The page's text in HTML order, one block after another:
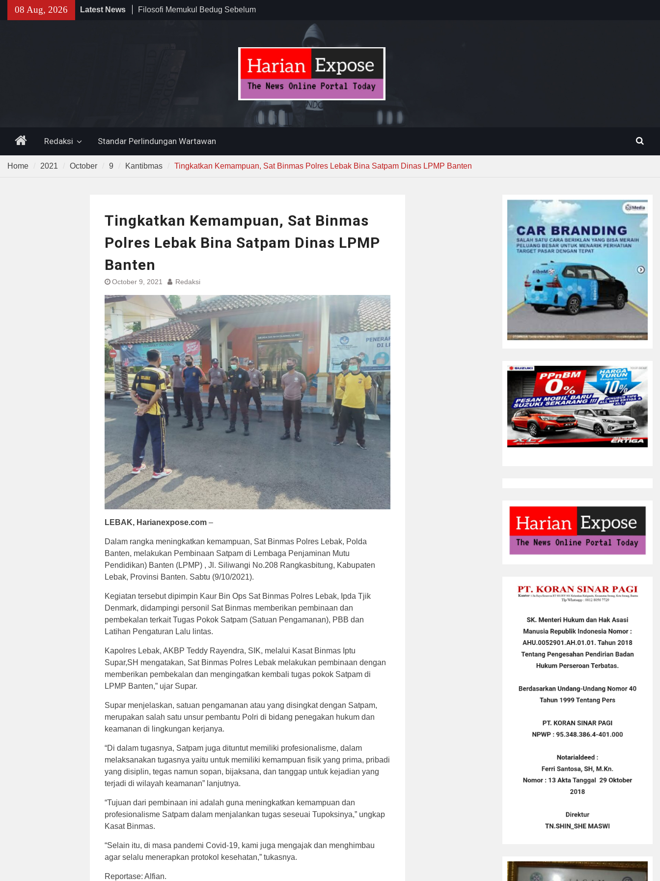
08 Aug, 2026 Latest News
Filosofi Memukul Bedug Sebelum
Narkoba di Sekolah Kebayoran
Lama, DPR Minta Diusut Tuntas
HomeRedaksi Standar Perlindungan Wartawan
Home 2021 October 9 Kantibmas Tingkatkan Kemampuan, Sat Binmas Polres Lebak Bina Satpam Dinas LPMP Banten
Tingkatkan Kemampuan, Sat Binmas
Polres Lebak Bina Satpam Dinas LPMP
Banten
October 9, 2021 Redaksi
LEBAK, Harianexpose.com –
Dalam rangka meningkatkan kemampuan, Sat Binmas Polres Lebak, Polda
Banten, melakukan Pembinaan Satpam di Lembaga Penjaminan Mutu
Pendidikan) Banten (LPMP) , Jl. Siliwangi No.208 Rangkasbitung, Kabupaten
Lebak, Provinsi Banten. Sabtu (9/10/2021).
Kegiatan tersebut dipimpin Kaur Bin Ops Sat Binmas Polres Lebak, Ipda Tjik
Denmark, didampingi personil Sat Binmas memberikan pembinaan dan
pembekalan terkait Tugas Pokok Satpam (Satuan Pengamanan), PBB dan
Latihan Pengaturan Lalu lintas.
Kapolres Lebak, AKBP Teddy Rayendra, SIK, melalui Kasat Binmas Iptu
Supar,SH mengatakan, Sat Binmas Polres Lebak melakukan pembinaan dengan
memberikan pembekalan dan mengingatkan kembali tugas pokok Satpam di
LPMP Banten,” ujar Supar.
Supar menjelaskan, satuan pengamanan atau yang disingkat dengan Satpam,
merupakan salah satu unsur pembantu Polri di bidang penegakan hukum dan
keamanan di lingkungan kerjanya.
“Di dalam tugasnya, Satpam juga dituntut memiliki profesionalisme, dalam
melaksanakan tugasnya yaitu untuk memiliki kemampuan fisik yang prima, pribadi
yang disiplin, tegas namun sopan, bijaksana, dan tanggap untuk kejadian yang
terjadi di wilayah keamanan” lanjutnya.
“Tujuan dari pembinaan ini adalah guna meningkatkan kemampuan dan
profesionalisme Satpam dalam menjalankan tugas seseuai Tupoksinya,” ungkap
Kasat Binmas.
“Selain itu, di masa pandemi Covid-19, kami juga mengajak dan menghimbau
agar selalu menerapkan protokol kesehatan,” tukasnya.
Reportase: Alfian.